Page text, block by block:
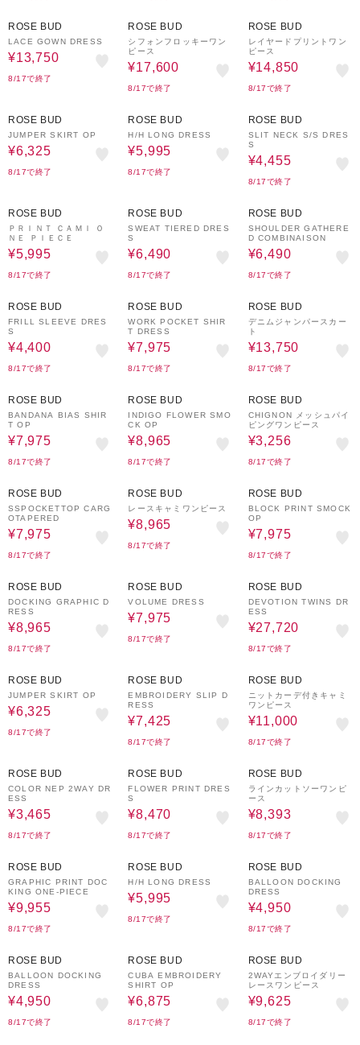
ROSE BUD
LACE GOWN DRESS
¥13,750
8/17で終了
ROSE BUD
シフォンフロッキーワン
ピース
¥17,600
8/17で終了
ROSE BUD
レイヤードプリントワン
ピース
¥14,850
8/17で終了
ROSE BUD
JUMPER SKIRT OP
¥6,325
8/17で終了
ROSE BUD
H/H LONG DRESS
¥5,995
8/17で終了
ROSE BUD
SLIT NECK S/S DRES
S
¥4,455
8/17で終了
ROSE BUD
ＰＲＩＮＴ ＣＡＭＩ Ｏ
ＮＥ ＰＩＥＣＥ
¥5,995
8/17で終了
ROSE BUD
SWEAT TIERED DRES
S
¥6,490
8/17で終了
ROSE BUD
SHOULDER GATHERE
D COMBINAISON
¥6,490
8/17で終了
ROSE BUD
FRILL SLEEVE DRES
S
¥4,400
8/17で終了
ROSE BUD
WORK POCKET SHIR
T DRESS
¥7,975
8/17で終了
ROSE BUD
デニムジャンパースカー
ト
¥13,750
8/17で終了
ROSE BUD
BANDANA BIAS SHIR
T OP
¥7,975
8/17で終了
ROSE BUD
INDIGO FLOWER SMO
CK OP
¥8,965
8/17で終了
ROSE BUD
CHIGNON メッシュパイ
ピングワンピース
¥3,256
8/17で終了
ROSE BUD
SSPOCKETTOP CARG
OTAPERED
¥7,975
8/17で終了
ROSE BUD
レースキャミワンピース
¥8,965
8/17で終了
ROSE BUD
BLOCK PRINT SMOCK
OP
¥7,975
8/17で終了
ROSE BUD
DOCKING GRAPHIC D
RESS
¥8,965
8/17で終了
ROSE BUD
VOLUME DRESS
¥7,975
8/17で終了
ROSE BUD
DEVOTION TWINS DR
ESS
¥27,720
8/17で終了
ROSE BUD
JUMPER SKIRT OP
¥6,325
8/17で終了
ROSE BUD
EMBROIDERY SLIP D
RESS
¥7,425
8/17で終了
ROSE BUD
ニットカーデ付きキャミ
ワンピース
¥11,000
8/17で終了
ROSE BUD
COLOR NEP 2WAY DR
ESS
¥3,465
8/17で終了
ROSE BUD
FLOWER PRINT DRES
S
¥8,470
8/17で終了
ROSE BUD
ラインカットソーワンピ
ース
¥8,393
8/17で終了
ROSE BUD
GRAPHIC PRINT DOC
KING ONE-PIECE
¥9,955
8/17で終了
ROSE BUD
H/H LONG DRESS
¥5,995
8/17で終了
ROSE BUD
BALLOON DOCKING
DRESS
¥4,950
8/17で終了
ROSE BUD
BALLOON DOCKING
DRESS
¥4,950
8/17で終了
ROSE BUD
CUBA EMBROIDERY
SHIRT OP
¥6,875
8/17で終了
ROSE BUD
2WAYエンブロイダリー
レースワンピース
¥9,625
8/17で終了